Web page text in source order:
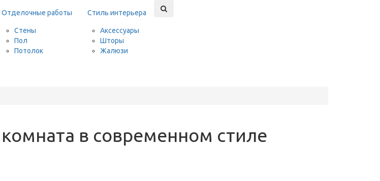
Отделочные работы
Стены
Пол
Потолок
Стиль интерьера
Аксессуары
Шторы
Жалюзи
в современном стиле